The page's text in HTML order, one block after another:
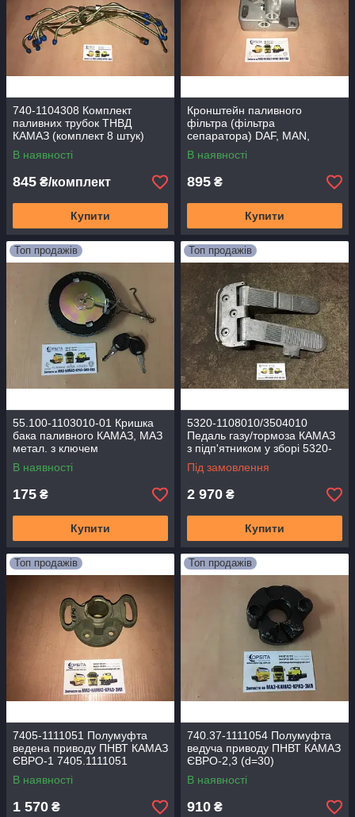
740-1104308 Комплект
паливних трубок ТНВД
КАМАЗ (комплект 8 штук)
740.11-11-1104308
В наявності
845 ₴/комплект
Купити
Кронштейн паливного
фільтра (фільтра
сепаратора) DAF, MAN,
КАМАЗ ЄВРО-2, ЯМЗ-650 (з
підкачкою) PL420k
В наявності
895 ₴
Купити
Топ продажів
55.100-1103010-01 Кришка
бака паливного КАМАЗ, МАЗ
метал. з ключем
В наявності
175 ₴
Купити
Топ продажів
5320-1108010/3504010
Педаль газу/тормоза КАМАЗ
з підп'ятником у зборі 5320-
1111514-10
Під замовлення
2 970 ₴
Купити
Топ продажів
7405-1111051 Полумуфта
ведена приводу ПНВТ КАМАЗ
ЄВРО-1 7405.1111051
В наявності
1 570 ₴
Топ продажів
740.37-1111054 Полумуфта
ведуча приводу ПНВТ КАМАЗ
ЄВРО-2,3 (d=30)
В наявності
910 ₴